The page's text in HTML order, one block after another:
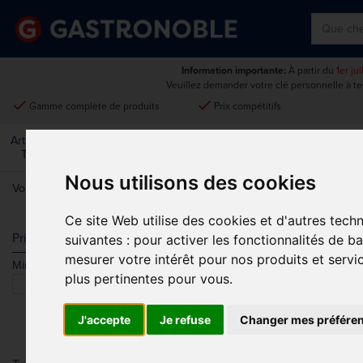
Nous utilisons des cookies
Ce site Web utilise des cookies et d'autres
suivantes : pour activer les fonctionnalités de
mesurer votre intérêt pour nos produits et
plus pertinentes pour vous.
J'accepte Je refuse Changer mes
Information importante: À partir du 1er
Veuillez demander votre clé personnelle à
done Gamme complète de produits done Prix compétitifs
Art De La
Table
Vous êtes ici:Accueil > Restaurant, bar et hôtel >Réception -
Prix
Min. Max.
SÉCURITÉ